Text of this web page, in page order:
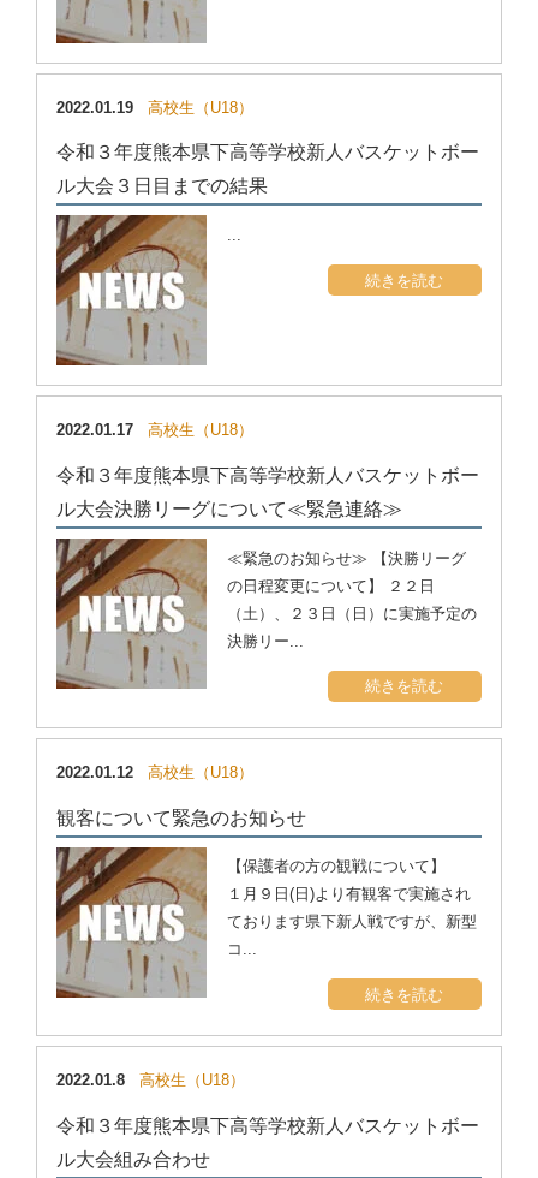
2022.01.19 高校生（U18）
令和３年度熊本県下高等学校新人バスケットボー
ル大会３日目までの結果
...
続きを読む
2022.01.17 高校生（U18）
令和３年度熊本県下高等学校新人バスケットボー
ル大会決勝リーグについて≪緊急連絡≫
≪緊急のお知らせ≫ 【決勝リーグ
の日程変更について】 ２２日
（土）、２３日（日）に実施予定の
決勝リー...
続きを読む
2022.01.12 高校生（U18）
観客について緊急のお知らせ
【保護者の方の観戦について】
１月９日(日)より有観客で実施され
ております県下新人戦ですが、新型
コ...
続きを読む
2022.01.8 高校生（U18）
令和３年度熊本県下高等学校新人バスケットボー
ル大会組み合わせ